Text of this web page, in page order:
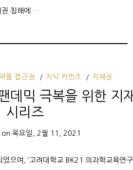
권 침해에 …
품 접근권 지식 커먼즈 지재권
데믹 극복을 위한 지
시리즈
on목요일, 2월 11, 2021
으며, ‘고려대학교 BK21 의과학교육연구